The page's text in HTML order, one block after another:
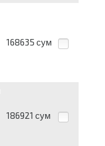
168635 сум
186921 сум